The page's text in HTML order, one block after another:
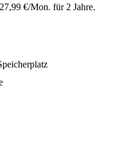
€/Mon. für 2 Jahre.